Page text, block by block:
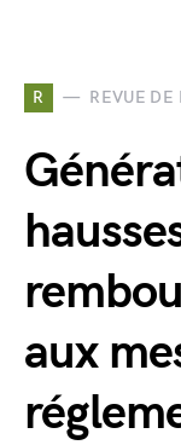
R REVUE DE
aux